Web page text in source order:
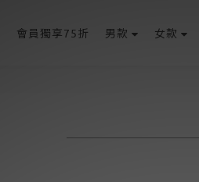
會員獨享75折 男款 女款